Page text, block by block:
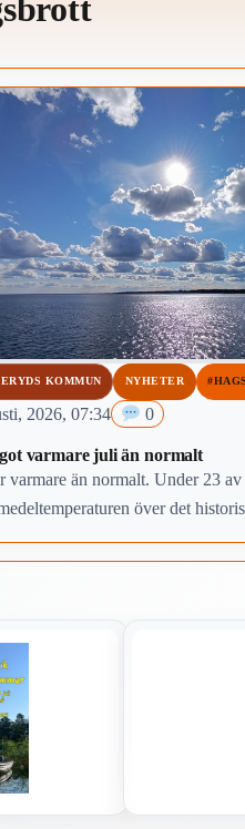
KOMMUN NYHETER
2026, 07:34 0
varmare juli än normalt
varmare än normalt. Under 23
över det
som den femte varmaste dagen